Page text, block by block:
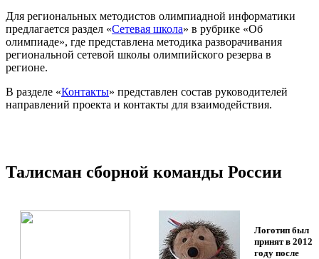
Для региональных методистов олимпиадной информатики
предлагается раздел «Сетевая школа» в рубрике «Об
олимпиаде», где представлена методика разворачивания
региональной сетевой школы олимпийского резерва в
регионе.
В разделе «Контакты» представлен состав руководителей
направлений проекта и контакты для взаимодействия.
Талисман сборной команды России
Логотип был
принят в 2012
году после